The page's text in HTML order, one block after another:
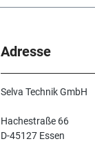
Adresse
Selva Technik GmbH
Hachestraße 66
D-45127 Essen